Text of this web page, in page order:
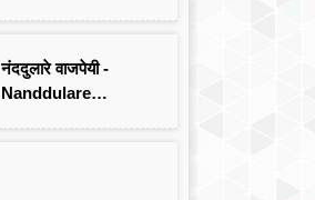
नंददुलारे वाजपेयी -
Nanddulare